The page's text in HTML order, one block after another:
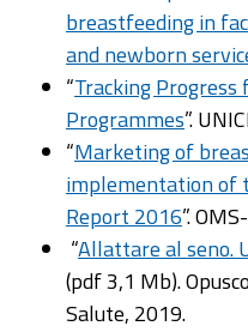
breastfeeding in
and newborn
“Tracking
Programmes”.
“Marketing of
implementation of
Report 2016”.
“Allattare al seno.
(pdf 3,1 Mb).
Salute, 2019.